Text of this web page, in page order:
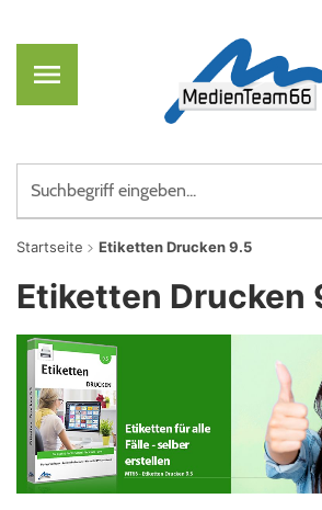
Startseite Etiketten Drucken 9.5
Etiketten Drucken